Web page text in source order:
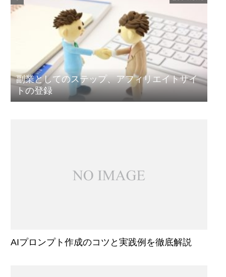
副業としてのステップ、アフィリエイトサイ
トの登録
AIプロンプト作成のコツと実践例を徹底解説